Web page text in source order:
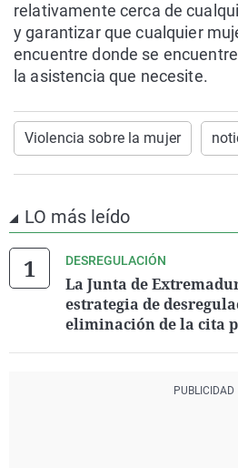
relativamente cerca de
y garantizar que cualquier
encuentre donde se
la asistencia que necesite.
Violencia sobre la mujer
LO más leído
DESREGULACIÓN
La Junta de
estrategia de
eliminación de la cita